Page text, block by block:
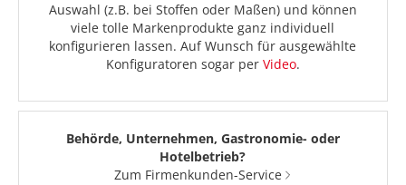
Auswahl (z.B. bei Stoffen oder Maßen) und können
viele tolle Markenprodukte ganz individuell
konfigurieren lassen. Auf Wunsch für ausgewählte
Konfiguratoren sogar per Video.
Behörde, Unternehmen, Gastronomie- oder
Hotelbetrieb?
Zum Firmenkunden-Service